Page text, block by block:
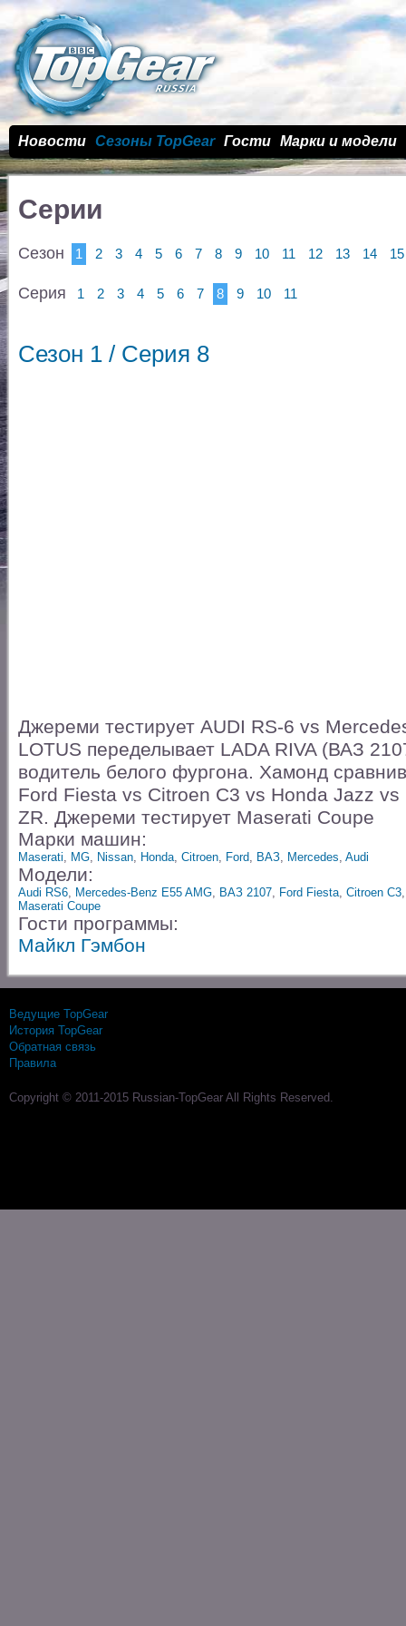
Новости Сезоны TopGear Гости Марки и модели
Серии
Сезон 1 2 3 4 5 6 7 8 9 10 11 12 13 14 15
Серия 1 2 3 4 5 6 7 8 9 10 11
Сезон 1 / Cерия 8
Джереми тестирует AUDI RS-6 vs
LOTUS переделывает LADA RIVA (ВАЗ
водитель белого фургона. Хамонд
Ford Fiesta vs Citroen C3 vs Honda Jazz
ZR. Джереми тестирует Maserati Coupe
Марки машин:
Maserati, MG, Nissan, Honda, Citroen, Ford, ВАЗ, Mercedes, Audi
Модели:
Audi RS6, Mercedes-Benz E55 AMG, ВАЗ 2107, Ford Fiesta, Citroen C3
Maserati Coupe
Гости программы:
Майкл Гэмбон
Ведущие TopGear
История TopGear
Обратная связь
Правила
Copyright © 2011-2015 Russian-TopGear All Rights Reserved.